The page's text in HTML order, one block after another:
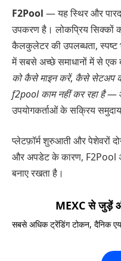
F2Pool — यह स्थिर और
उपकरण है। लोकप्रिय सिक्कों
कैलकुलेटर की उपलब्धता, स्पष्ट
में सबसे अच्छे समाधानों में से एक
को कैसे माइन करें, कैसे सेटअप
f2pool काम नहीं कर रहा है—
उपयोगकर्ताओं के सक्रिय
प्लेटफ़ॉर्म शुरुआती और पेशेवरों
और अपडेट के कारण, F2Pool
बनाए रखता है।
MEXC से जुड़ें
सबसे अधिक ट्रेंडिंग टोकन, दैनिक